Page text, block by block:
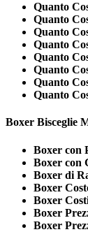
Quanto
Quanto
Quanto
Quanto
Quanto
Quanto
Quanto
Quanto
Boxer Bisceglie
Boxer con
Boxer con
Boxer di
Boxer
Boxer
Boxer
Boxer